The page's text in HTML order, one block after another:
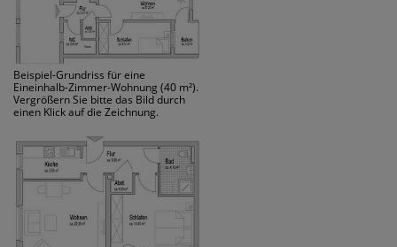
Beispiel-Grundriss für eine
Eineinhalb-Zimmer-Wohnung (40 m²).
Vergrößern Sie bitte das Bild durch
einen Klick auf die Zeichnung.